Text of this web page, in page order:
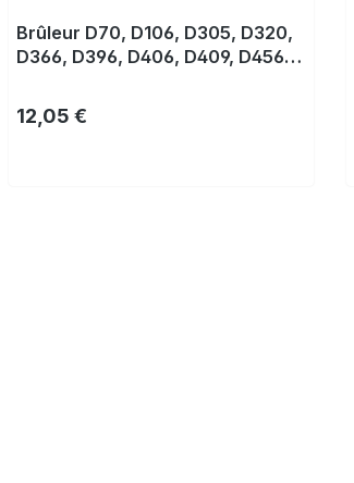
Brûleur D70, D106, D305, D320,
D366, D396, D406, D409, D456,
Prix régulier :
12,05 €